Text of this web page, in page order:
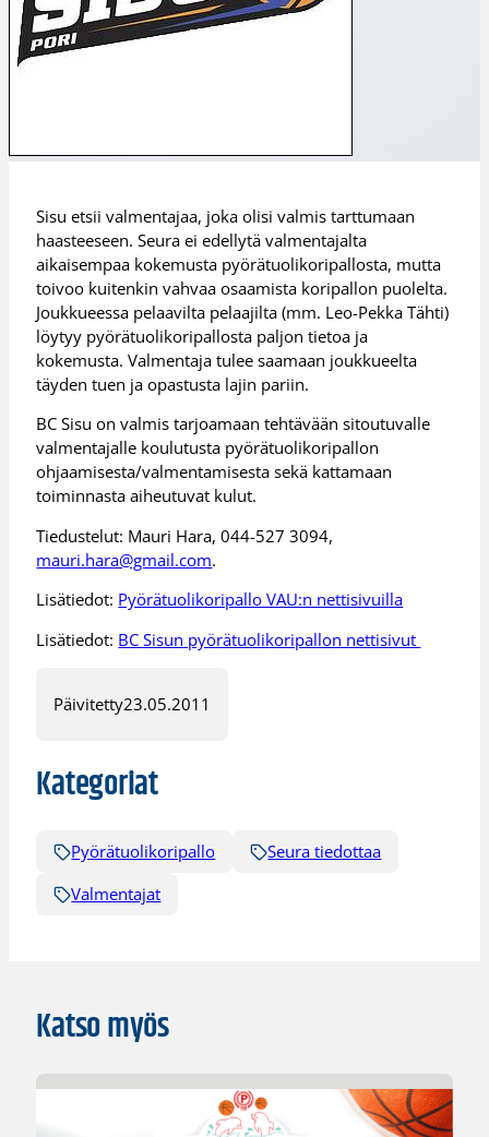
Sisu etsii valmentajaa, joka olisi valmis tarttumaan
haasteeseen. Seura ei edellytä valmentajalta
aikaisempaa kokemusta pyörätuolikoripallosta, mutta
toivoo kuitenkin vahvaa osaamista koripallon puolelta.
Joukkueessa pelaavilta pelaajilta (mm. Leo-Pekka Tähti)
löytyy pyörätuolikoripallosta paljon tietoa ja
kokemusta. Valmentaja tulee saamaan joukkueelta
täyden tuen ja opastusta lajin pariin.
BC Sisu on valmis tarjoamaan tehtävään sitoutuvalle
valmentajalle koulutusta pyörätuolikoripallon
ohjaamisesta/valmentamisesta sekä kattamaan
toiminnasta aiheutuvat kulut.
Tiedustelut: Mauri Hara, 044-527 3094,
mauri.hara@gmail.com.
Lisätiedot: Pyörätuolikoripallo VAU:n nettisivuilla
Lisätiedot: BC Sisun pyörätuolikoripallon nettisivut
Päivitetty23.05.2011
Kategoriat
Pyörätuolikoripallo
Seura tiedottaa
Valmentajat
Katso myös